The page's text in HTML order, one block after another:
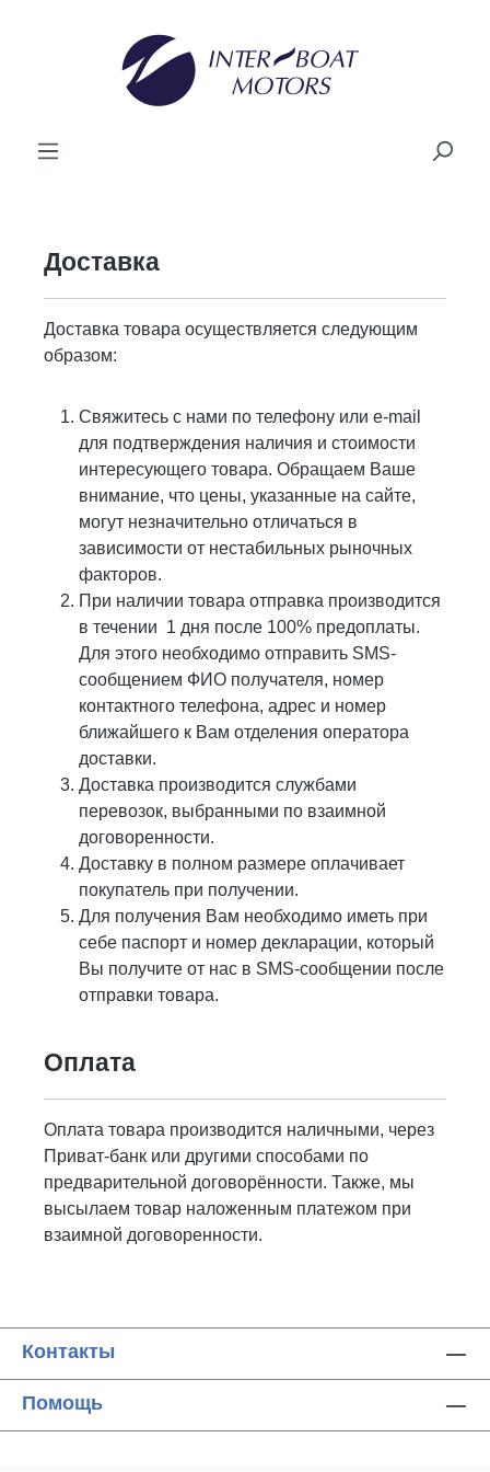
Доставка
Доставка товара осуществляется следующим
образом:
Свяжитесь с нами по телефону или е-mail
для подтверждения наличия и стоимости
интересующего товара. Обращаем Ваше
внимание, что цены, указанные на сайте,
могут незначительно отличаться в
зависимости от нестабильных рыночных
факторов.
При наличии товара отправка производится
в течении 1 дня после 100% предоплаты.
Для этого необходимо отправить SMS-
сообщением ФИО получателя, номер
контактного телефона, адрес и номер
ближайшего к Вам отделения оператора
доставки.
Доставка производится службами
перевозок, выбранными по взаимной
договоренности.
Доставку в полном размере оплачивает
покупатель при получении.
Для получения Вам необходимо иметь при
себе паспорт и номер декларации, который
Вы получите от нас в SMS-сообщении после
отправки товара.
Оплата
Оплата товара производится наличными, через
Приват-банк или другими способами по
предварительной договорённости. Также, мы
высылаем товар наложенным платежом при
взаимной договоренности.
Контакты
Помощь